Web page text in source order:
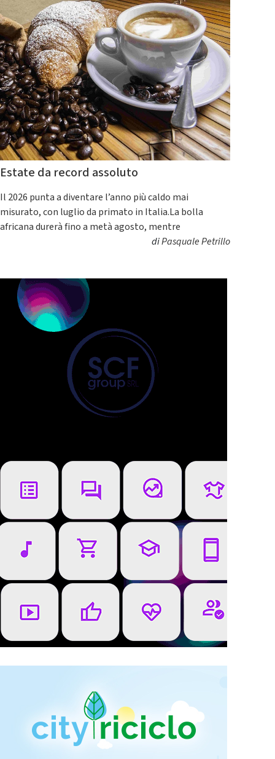
Estate da record assoluto
Il 2026 punta a diventare l’anno più caldo mai
misurato, con luglio da primato in Italia.La bolla
africana durerà fino a metà agosto, mentre
diPasquale Petrillo